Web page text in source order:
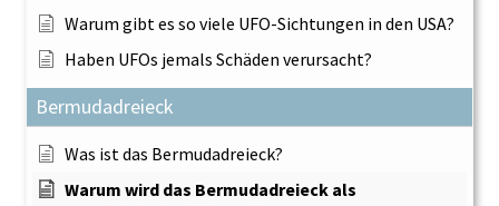
Warum gibt es so viele UFO-Sichtungen in den USA?
Haben UFOs jemals Schäden verursacht?
Bermudadreieck
Was ist das Bermudadreieck?
Warum wird das Bermudadreieck als